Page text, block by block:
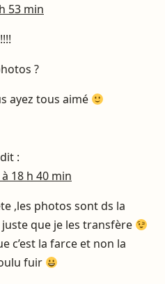
53 min
?
ayez tous aimé
dit :
18 h 40 min
,les photos sont ds la
que je les transfère
c’est la farce et non la
fuir